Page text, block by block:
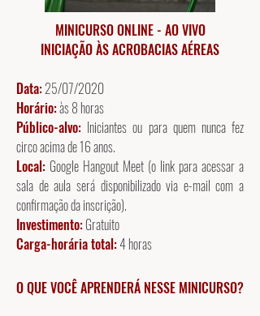
MINICURSO ONLINE - AO VIVO
INICIAÇÃO ÀS ACROBACIAS AÉREAS
Data:25/07/2020
Horário:às 8 horas
Público-alvo: Iniciantes ou para quem nunca fez
circo acima de 16 anos.
Local: Google Hangout Meet (o link para acessar a
sala de aula será disponibilizado via e-mail com a
confirmação da inscrição).
Investimento:Gratuito
Carga-horária total:4 horas
O QUE VOCÊ APRENDERÁ NESSE MINICURSO?